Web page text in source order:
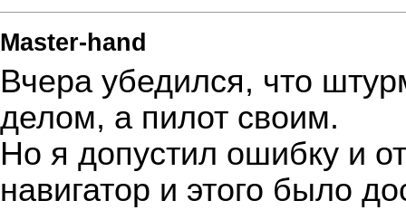
Master-hand
Вчера убедился, что
делом, а пилот своим.
Но я допустил ошибку и
навигатор и этого было